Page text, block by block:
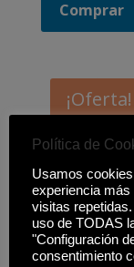
Comprar
¡Oferta!
Política de
Usamos
experiencia
visitas
uso de TODAS
"Configuración
consentimiento